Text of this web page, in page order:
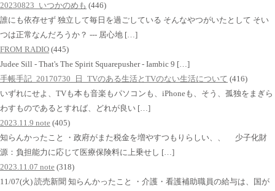
20230823_いつかのめも (446)
誰にも依存せず 独立して毎日を過ごしている そんなやつがいたとして そい
つは正常なんだろうか？ --- 居心地 […]
FROM RADIO (445)
Judee Sill - That's The Spirit Squarepusher - Iambic 9 […]
手帳手記_20170730_日_TVのある生活とTVのない生活について (416)
いずれにせよ、TVも本も音楽もパソコンも、iPhoneも、そう、孤独をまぎら
わすものであるとすれば、どれが良い […]
2023.11.9 note (405)
知らんかったこと ・政府がまた税金を増やすつもりらしい、、 少子化財
源：負担能力に応じて医療保険料に上乗せし […]
2023.11.07 note (318)
11/07(火) 読売新聞 知らんかったこと ・介護・看護補助職員の給与は、国が